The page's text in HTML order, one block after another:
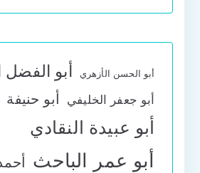
أبو الحسن الأزهري أبو
أبو جعفر الخليفي أبو حنيفة
أبو عبيدة النقادي
أبو عمر الباحث